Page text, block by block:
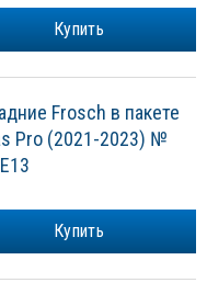
Купить
Frosch в пакете
Pro (2021-2023) №
Купить